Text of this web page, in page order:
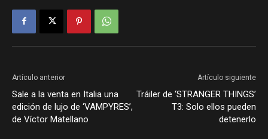
Artículo anterior
Sale a la venta en Italia una
edición de lujo de ‘VAMPYRES’,
de Víctor Matellano
Artículo siguiente
Tráiler de ‘STRANGER THINGS’
T3: Solo ellos pueden
detenerlo